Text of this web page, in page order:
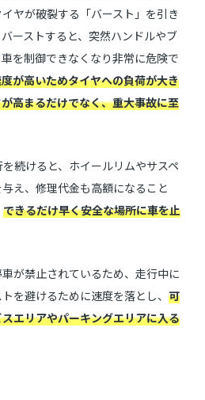
ヤが破裂する「バースト」を引き
ーストすると、突然ハンドルやブ
を制御できなくなり非常に危険で
が高いためタイヤへの負荷が大き
高まるだけでなく、重大事故に至
続けると、ホイールリムやサスペ
え、修理代金も高額になること
できるだけ早く安全な場所に車を止
が禁止されているため、走行中に
を避けるために速度を落とし、 可
エリアやパーキングエリアに入る